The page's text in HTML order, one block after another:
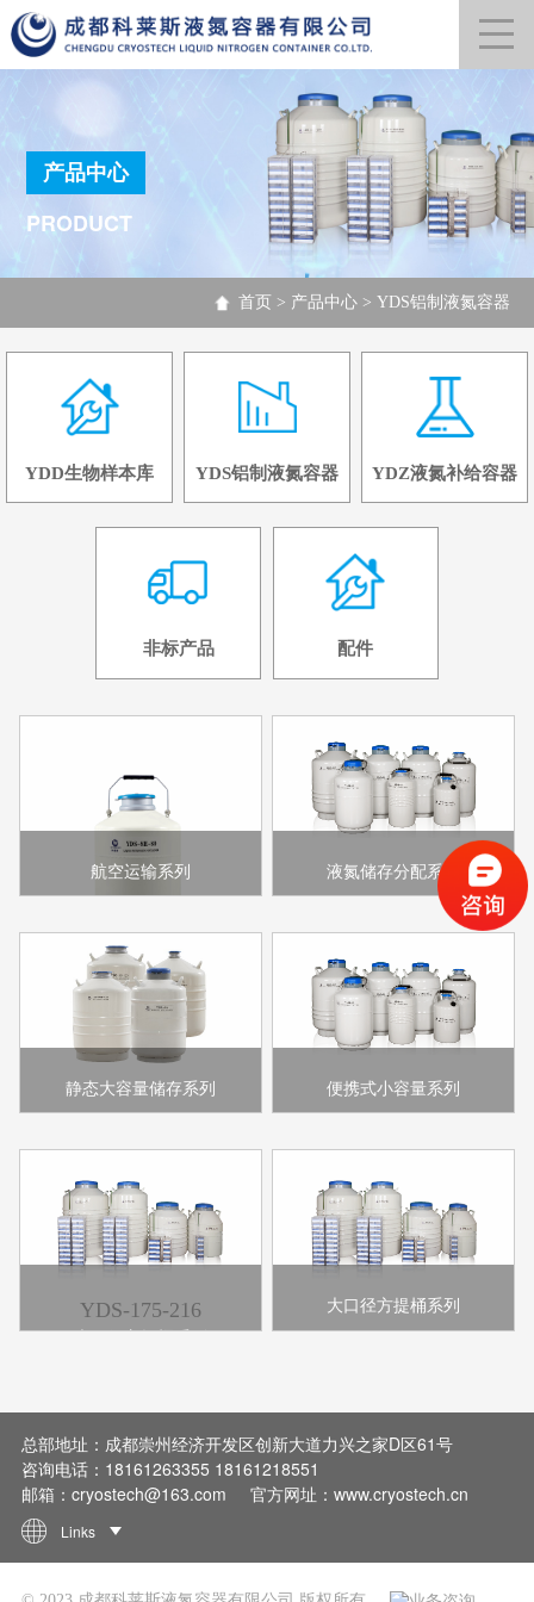
产品中心
PRODUCT
首页 > 产品中心 > YDS铝制液氮容器
YDD生物样本库 YDS铝制液氮容器 YDZ液氮补给容器
非标产品 配件
航空运输系列 液氮储存分配系列
静态大容量储存系列 便携式小容量系列
YDS-175-216 大口径方提桶系列
总部地址：成都崇州经济开发区创新大道力兴之家D区61号
咨询电话：18161263355 18161218551
邮箱：cryostech@163.com
官方网址：www.cryostech.cn
Links